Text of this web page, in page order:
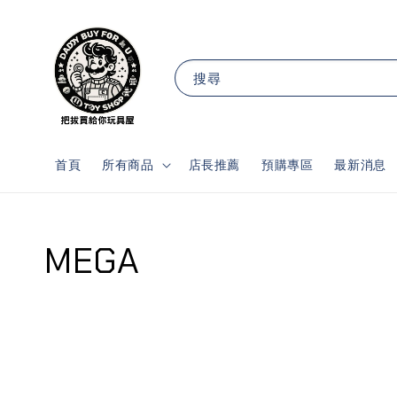
搜尋
首頁 所有商品 店長推薦 預購專區 最新消息
MEGA